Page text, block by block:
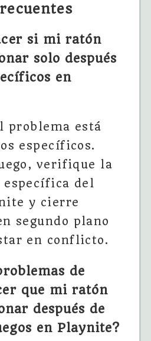
si mi ratón
solo después
en
problema está
específicos.
verifique la
del
y cierre
segundo plano
en conflicto.
de
que mi ratón
después de
en Playnite?